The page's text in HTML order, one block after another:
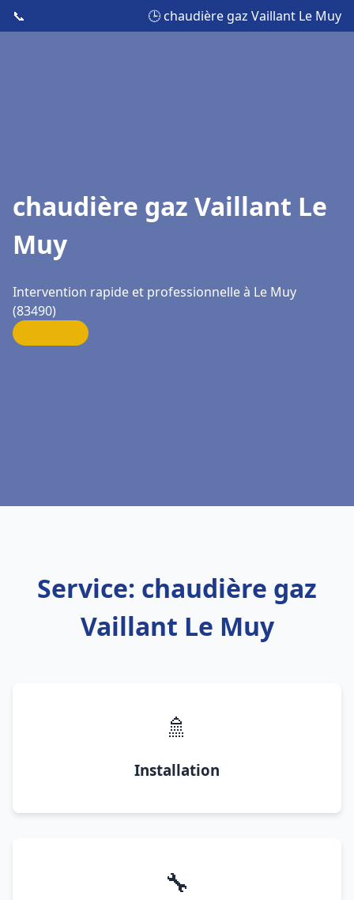
📞 🕒 chaudière gaz Vaillant Le Muy
chaudière gaz Vaillant Le
Muy
Intervention rapide et professionnelle à Le Muy
(83490)
Service: chaudière gaz
Vaillant Le Muy
🚿
Installation
🔧